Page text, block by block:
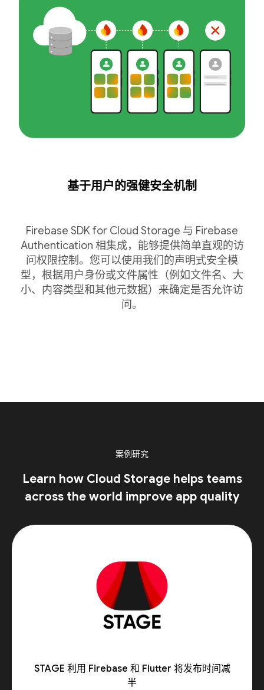
基于用户的强健安全机制
Firebase SDK for Cloud Storage 与 Firebase
Authentication 相集成，能够提供简单直观的访
问权限控制。您可以使用我们的声明式安全模
型，根据用户身份或文件属性（例如文件名、大
小、内容类型和其他元数据）来确定是否允许访
问。
案例研究
Learn how Cloud Storage helps teams
across the world improve app quality
STAGE 利用 Firebase 和 Flutter 将发布时间减
半